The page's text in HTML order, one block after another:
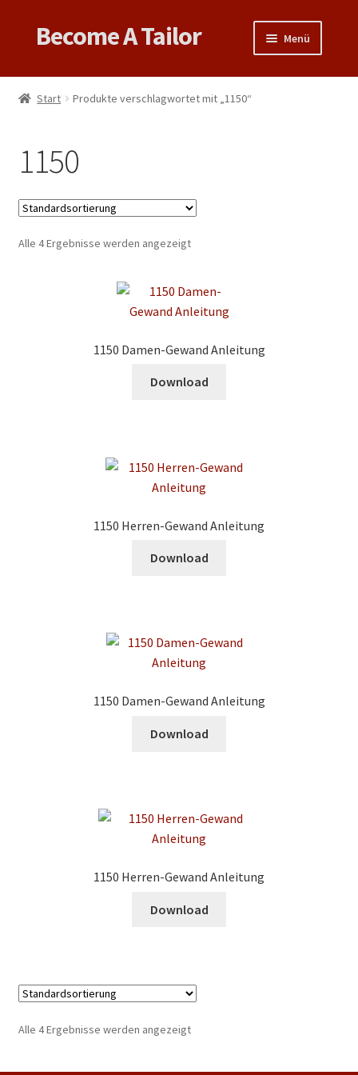
Zur
Navigation
Zum
Inhalt
Become A Tailor Menü
Books
Support
Patterns
Links & Tips
Start Produkte verschlagwortet mit „1150“
1150
Alle 4 Ergebnisse werden angezeigt
1150 Damen-Gewand Anleitung
Download
1150 Herren-Gewand Anleitung
Download
1150 Damen-Gewand Anleitung
Download
1150 Herren-Gewand Anleitung
Download
Alle 4 Ergebnisse werden angezeigt